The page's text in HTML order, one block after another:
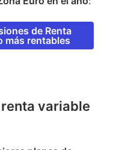
de Renta
más rentables
variable